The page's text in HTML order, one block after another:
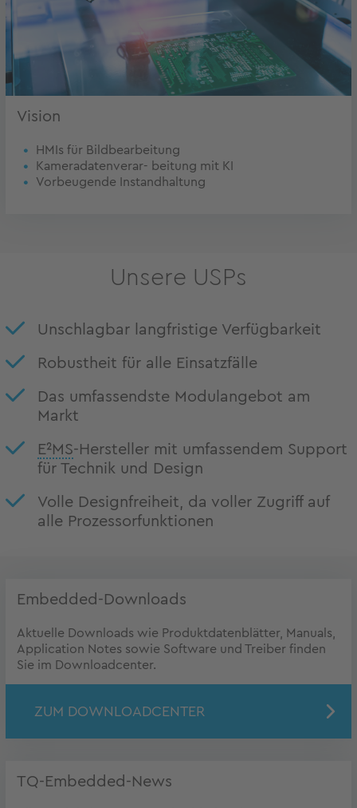
Vision
HMIs für Bildbearbeitung
Kameradatenverar- beitung mit KI
Vorbeugende Instandhaltung
Unsere USPs
Unschlagbar langfristige Verfügbarkeit
Robustheit für alle Einsatzfälle
Das umfassendste Modulangebot am
Markt
E²MS-Hersteller mit umfassendem Support
für Technik und Design
Volle Designfreiheit, da voller Zugriff auf
alle Prozessorfunktionen
Embedded-Downloads
Aktuelle Downloads wie Produktdatenblätter, Manuals,
Application Notes sowie Software und Treiber finden
Sie im Downloadcenter.
ZUM DOWNLOADCENTER
TQ-Embedded-News